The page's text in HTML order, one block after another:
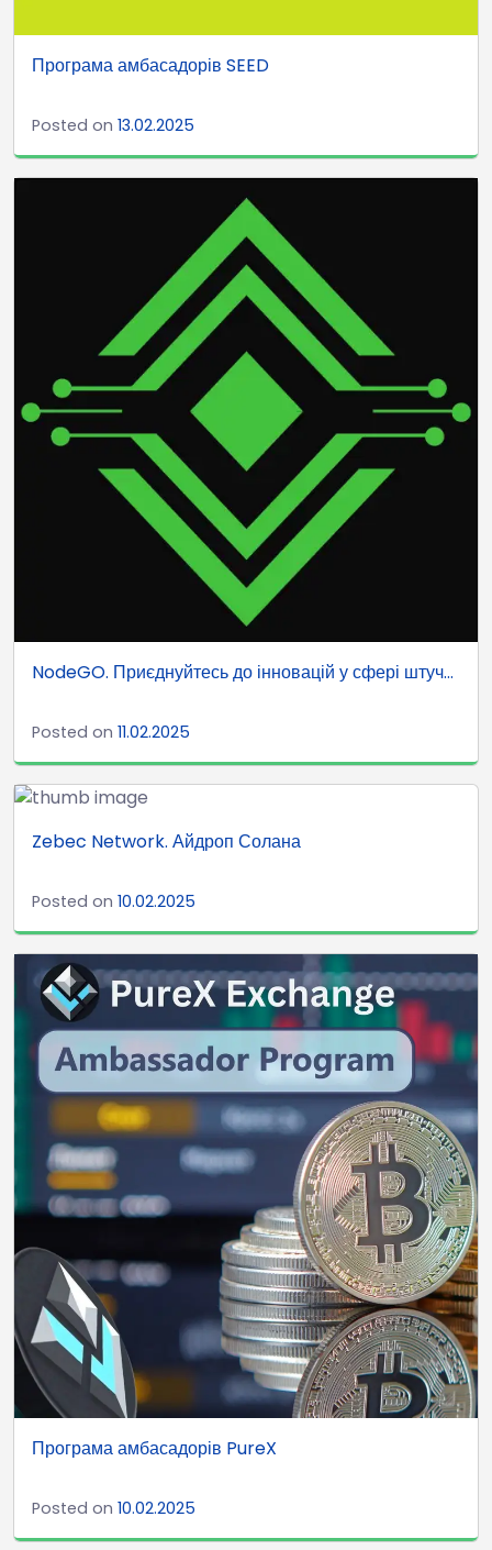
Програма амбасадорів SEED
Posted on 13.02.2025
NodeGO. Приєднуйтесь до інновацій у сфері штуч...
Posted on 11.02.2025
Zebec Network. Айдроп Солана
Posted on 10.02.2025
Програма амбасадорів PureX
Posted on 10.02.2025